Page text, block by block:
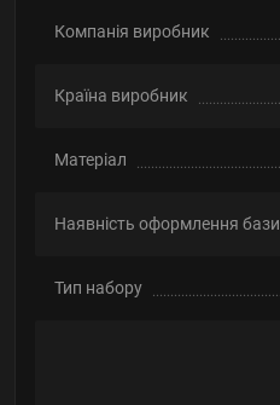
Компанія виробник
Країна виробник
Матеріал
Наявність оформлення бази
Тип набору